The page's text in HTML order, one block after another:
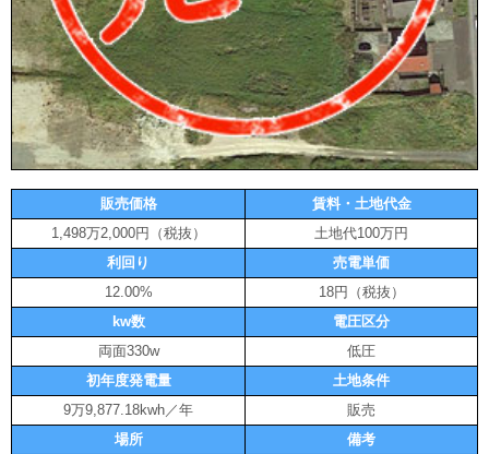
販売価格
賃料・土地代金
1,498万2,000円（税抜）
土地代100万円
利回り
売電単価
12.00%
18円（税抜）
kw数
電圧区分
両面330w
低圧
初年度発電量
土地条件
9万9,877.18kwh／年
販売
場所
備考